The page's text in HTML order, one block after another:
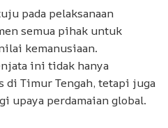
pada pelaksanaan
semua pihak untuk
kemanusiaan.
ini tidak hanya
di Timur Tengah, tetapi juga
upaya perdamaian global.